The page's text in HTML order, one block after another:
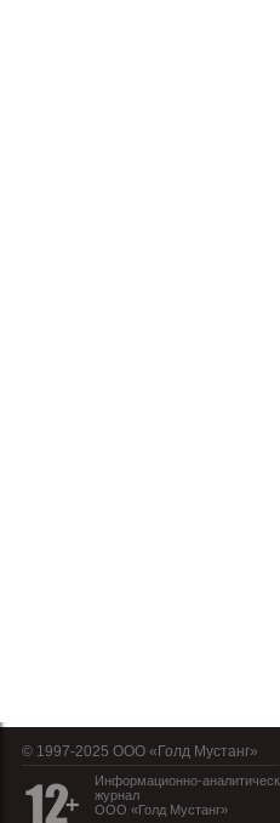
© 1997-2025 OOO «Голд Мустанг»
Информационно-
журнал
ООО «Голд Мустанг»